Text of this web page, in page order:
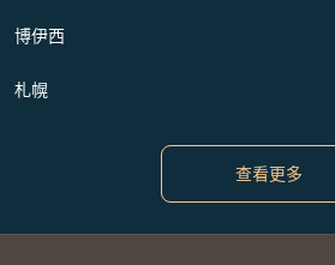
博伊西
札幌
查看更多